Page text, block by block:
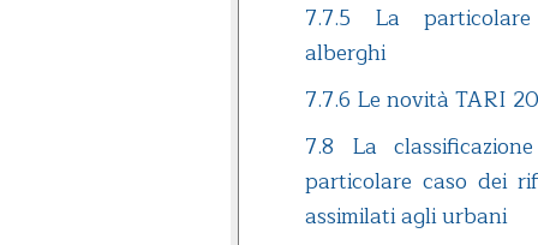
7.7.5 La
alberghi
7.7.6 Le novità TARI
7.8 La
particolare caso dei
assimilati agli urbani